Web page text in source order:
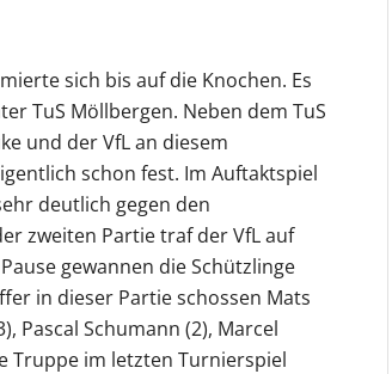
sich bis auf die Knochen. Es
TuS Möllbergen. Neben dem TuS
und der VfL an diesem
schon fest. Im Auftaktspiel
deutlich gegen den
zweiten Partie traf der VfL auf
gewannen die Schützlinge
in dieser Partie schossen Mats
Pascal Schumann (2), Marcel
Truppe im letzten Turnierspiel